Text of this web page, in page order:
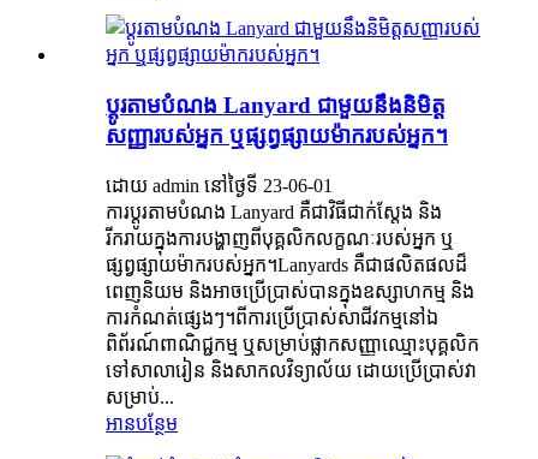
ប្ដូរតាមបំណង Lanyard ជាមួយនឹងនិមិត្ត
សញ្ញារបស់អ្នក ឬផ្សព្វផ្សាយម៉ាករបស់អ្នក។
ដោយ admin នៅថ្ងៃទី 23-06-01
ការប្ដូរតាមបំណង Lanyard គឺជាវិធីជាក់ស្តែង និង
រីករាយក្នុងការបង្ហាញពីបុគ្គលិកលក្ខណៈរបស់អ្នក ឬ
ផ្សព្វផ្សាយម៉ាករបស់អ្នក។Lanyards គឺជាផលិតផលដ៏
ពេញនិយម និងអាចប្រើប្រាស់បានក្នុងឧស្សាហកម្ម និង
ការកំណត់ផ្សេងៗ។ពីការប្រើប្រាស់សាជីវកម្មនៅឯ
ពិព័រណ៍ពាណិជ្ជកម្ម ឬសម្រាប់ផ្លាកសញ្ញាឈ្មោះបុគ្គលិក
ទៅសាលារៀន និងសាកលវិទ្យាល័យ ដោយប្រើប្រាស់វា
សម្រាប់...
អាន​បន្ថែម